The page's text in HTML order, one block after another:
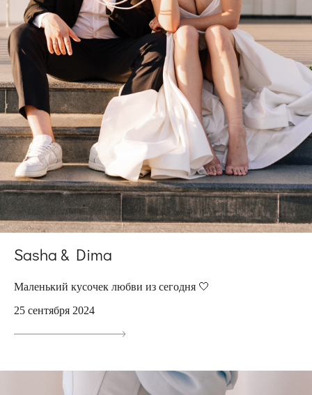
Sasha & Dima
Маленький кусочек любви из сегодня 🤍
25 сентября 2024